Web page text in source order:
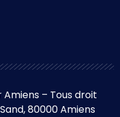
– Tous droit
80000 Amiens